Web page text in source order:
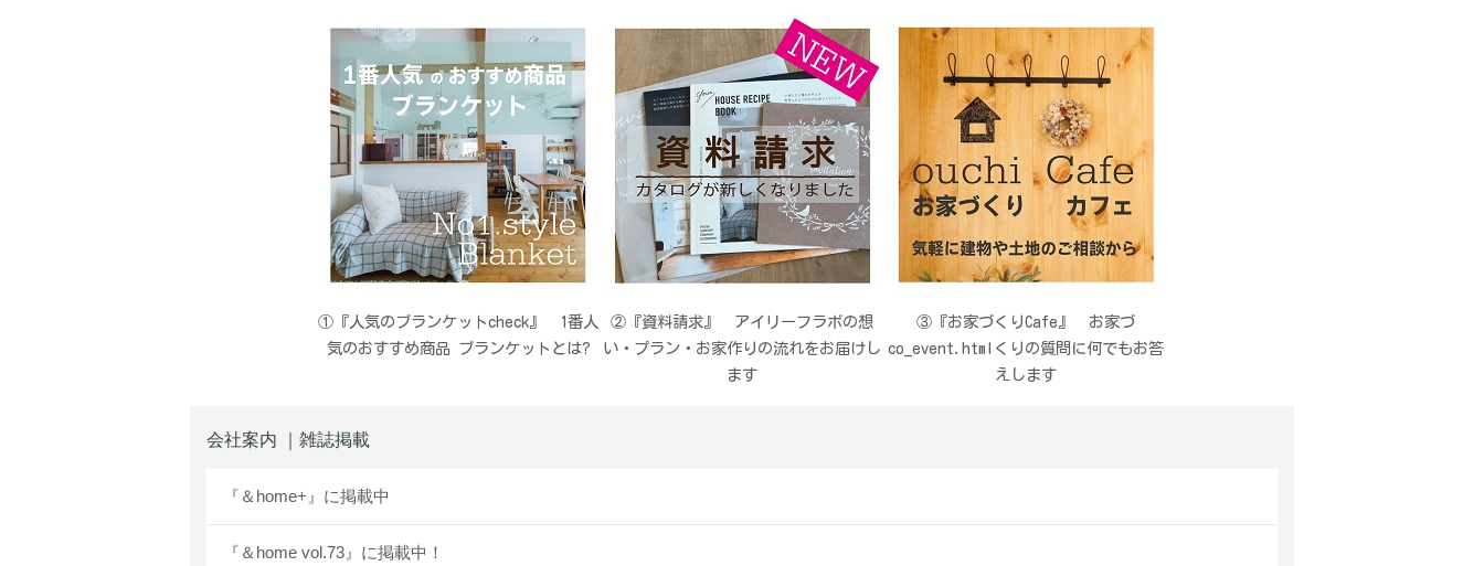
①『人気のブランケットcheck』 1番人
気のおすすめ商品 ブランケットとは?
②『資料請求』 アイリーフラボの想
い・プラン・お家作りの流れをお届けし
ます
③『お家づくりCafe』 お家づ
co_event.htmlくりの質問に何でもお答
えします
会社案内 ｜雑誌掲載
『＆home+』に掲載中
『＆home vol.73』に掲載中！